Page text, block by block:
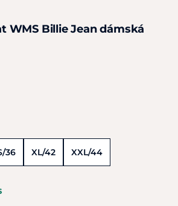
WMS Billie Jean dámská
36 XL/42 XXL/44